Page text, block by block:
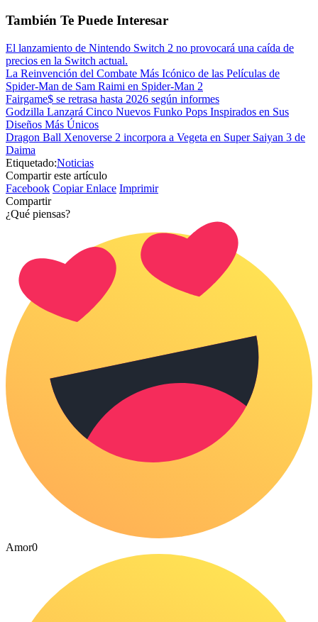
También Te Puede Interesar
El lanzamiento de Nintendo Switch 2 no provocará una caída de
precios en la Switch actual.
La Reinvención del Combate Más Icónico de las Películas de
Spider-Man de Sam Raimi en Spider-Man 2
Fairgame$ se retrasa hasta 2026 según informes
Godzilla Lanzará Cinco Nuevos Funko Pops Inspirados en Sus
Diseños Más Únicos
Dragon Ball Xenoverse 2 incorpora a Vegeta en Super Saiyan 3 de
Daima
Etiquetado:Noticias
Compartir este artículo
Facebook Copiar Enlace Imprimir
Compartir
¿Qué piensas?
Amor0